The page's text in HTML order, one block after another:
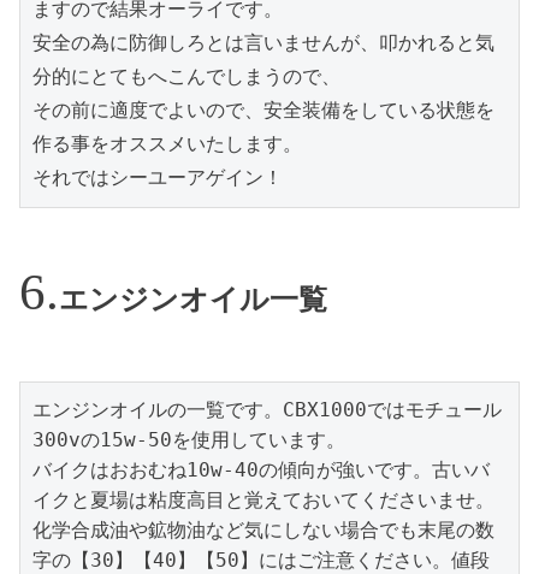
ますので結果オーライです。
安全の為に防御しろとは言いませんが、叩かれると気
分的にとてもへこんでしまうので、
その前に適度でよいので、安全装備をしている状態を
作る事をオススメいたします。
それではシーユーアゲイン！
エンジンオイル一覧
エンジンオイルの一覧です。CBX1000ではモチュール
300vの15w-50を使用しています。
バイクはおおむね10w-40の傾向が強いです。古いバ
イクと夏場は粘度高目と覚えておいてくださいませ。
化学合成油や鉱物油など気にしない場合でも末尾の数
字の【30】【40】【50】にはご注意ください。値段